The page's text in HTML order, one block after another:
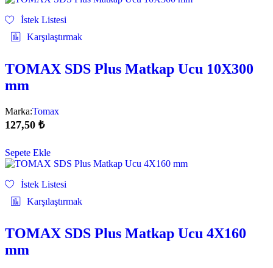
İstek Listesi
Karşılaştırmak
TOMAX SDS Plus Matkap Ucu 10X300
mm
Marka:Tomax
127,50 ₺
Sepete Ekle
İstek Listesi
Karşılaştırmak
TOMAX SDS Plus Matkap Ucu 4X160
mm